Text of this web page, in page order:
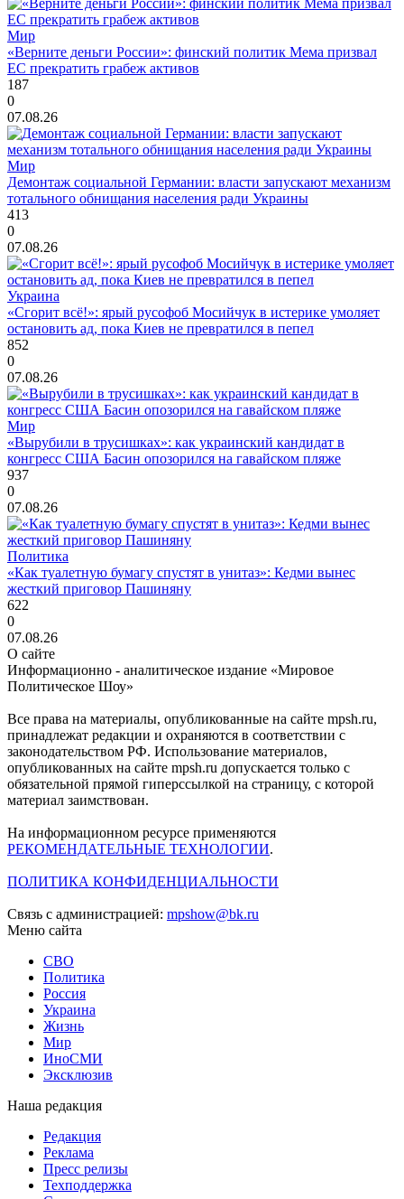
Мир
«Верните деньги России»: финский политик Мема призвал
ЕС прекратить грабеж активов
187
0
07.08.26
Мир
Демонтаж социальной Германии: власти запускают механизм
тотального обнищания населения ради Украины
413
0
07.08.26
Украина
«Сгорит всё!»: ярый русофоб Мосийчук в истерике умоляет
остановить ад, пока Киев не превратился в пепел
852
0
07.08.26
Мир
«Вырубили в трусишках»: как украинский кандидат в
конгресс США Басин опозорился на гавайском пляже
937
0
07.08.26
Политика
«Как туалетную бумагу спустят в унитаз»: Кедми вынес
жесткий приговор Пашиняну
622
0
07.08.26
О сайте
Информационно - аналитическое издание «Мировое
Политическое Шоу»
Все права на материалы, опубликованные на сайте mpsh.ru,
принадлежат редакции и охраняются в соответствии с
законодательством РФ. Использование материалов,
опубликованных на сайте mpsh.ru допускается только с
обязательной прямой гиперссылкой на страницу, с которой
материал заимствован.
На информационном ресурсе применяются
РЕКОМЕНДАТЕЛЬНЫЕ ТЕХНОЛОГИИ.
ПОЛИТИКА КОНФИДЕНЦИАЛЬНОСТИ
Связь с администрацией: mpshow@bk.ru
Меню сайта
СВО
Политика
Россия
Украина
Жизнь
Мир
ИноСМИ
Эксклюзив
Наша редакция
Редакция
Реклама
Пресс релизы
Техподдержка